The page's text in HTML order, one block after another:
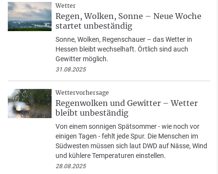
Wetter
Regen, Wolken, Sonne – Neue Woche
startet unbeständig
Sonne, Wolken, Regenschauer – das Wetter in
Hessen bleibt wechselhaft. Örtlich sind auch
Gewitter möglich.
31.08.2025
Wettervorhersage
Regenwolken und Gewitter – Wetter
bleibt unbeständig
Von einem sonnigen Spätsommer - wie noch vor
einigen Tagen - fehlt jede Spur. Die Menschen im
Südwesten müssen sich laut DWD auf Nässe, Wind
und kühlere Temperaturen einstellen.
28.08.2025